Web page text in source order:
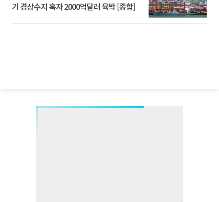
기 경상수지 흑자 2000억달러 육박 [종합]